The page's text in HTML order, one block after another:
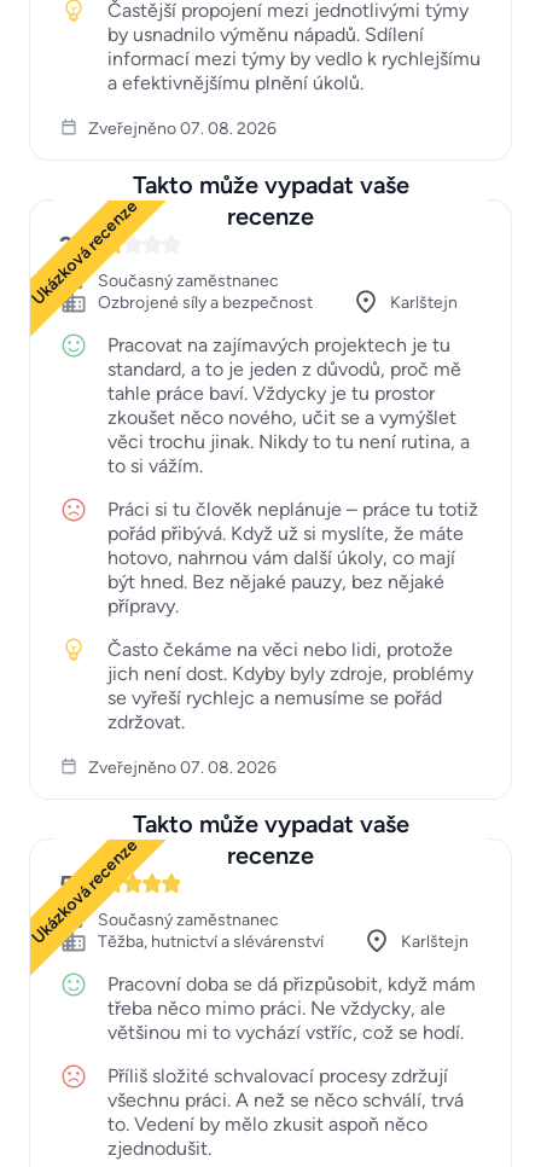
Častější propojení mezi jednotlivými týmy
by usnadnilo výměnu nápadů. Sdílení
informací mezi týmy by vedlo k rychlejšímu
a efektivnějšímu plnění úkolů.
Zveřejněno 07. 08. 2026
Takto může vypadat vaše
recenze
Ukázková recenze
2
Současný zaměstnanec
Ozbrojené síly a bezpečnost
Karlštejn
Pracovat na zajímavých projektech je tu
standard, a to je jeden z důvodů, proč mě
tahle práce baví. Vždycky je tu prostor
zkoušet něco nového, učit se a vymýšlet
věci trochu jinak. Nikdy to tu není rutina, a
to si vážím.
Práci si tu člověk neplánuje – práce tu totiž
pořád přibývá. Když už si myslíte, že máte
hotovo, nahrnou vám další úkoly, co mají
být hned. Bez nějaké pauzy, bez nějaké
přípravy.
Často čekáme na věci nebo lidi, protože
jich není dost. Kdyby byly zdroje, problémy
se vyřeší rychlejc a nemusíme se pořád
zdržovat.
Zveřejněno 07. 08. 2026
Takto může vypadat vaše
recenze
Ukázková recenze
5
Současný zaměstnanec
Těžba, hutnictví a slévárenství
Karlštejn
Pracovní doba se dá přizpůsobit, když mám
třeba něco mimo práci. Ne vždycky, ale
většinou mi to vychází vstříc, což se hodí.
Příliš složité schvalovací procesy zdržují
všechnu práci. A než se něco schválí, trvá
to. Vedení by mělo zkusit aspoň něco
zjednodušit.